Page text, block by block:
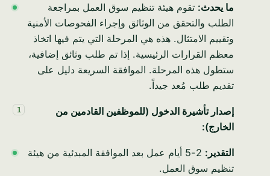
ما يحدث: تقوم هيئة تنظيم سوق العمل بمراجعة
الطلب والتحقق من الوثائق وإجراء الفحوصات الأمنية
وتقييم الامتثال. هذه هي المرحلة التي يتم فيها اتخاذ
معظم القرارات الرئيسية. إذا تم طلب وثائق إضافية،
ستطول هذه المرحلة. الموافقة السريعة دليل على
تقديم طلب مُعد جيداً.
إصدار تأشيرة الدخول (للموظفين القادمين من
الخارج):
التقدير:
2-5 أيام عمل بعد الموافقة المبدئية من هيئة
تنظيم سوق العمل.
الاسم الكامل
البريد الإلكتروني